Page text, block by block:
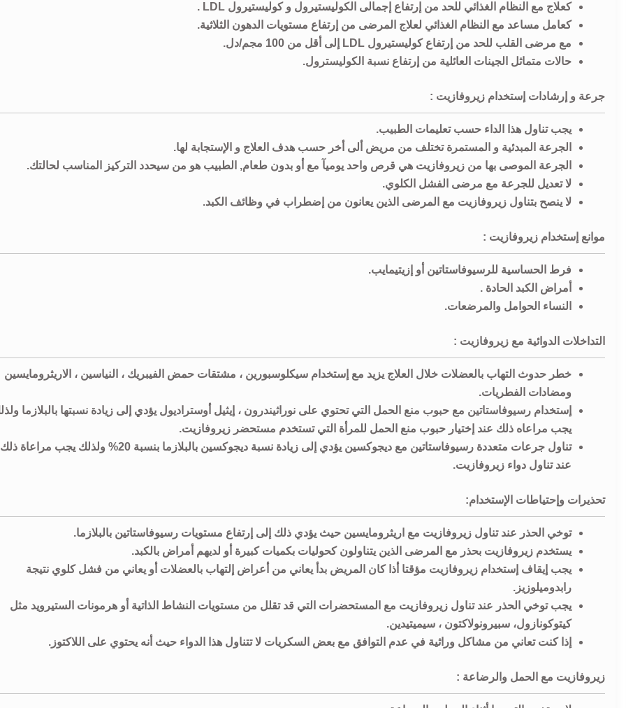
كعلاج مع النظام الغذائي للحد من إرتفاع إجمالى الكوليستيرول و كوليستيرول LDL .
كعامل مساعد مع النظام الغذائي لعلاج المرضى من إرتفاع مستويات الدهون الثلاثية.
مع مرضى القلب للحد من إرتفاع كوليستيرول LDL إلى أقل من 100 مجم/دل.
حالات متماثل الجينات العائلية من إرتفاع نسبة الكوليسترول.
جرعة و إرشادات إستخدام زيروفازيت :
يجب تناول هذا الداء حسب تعليمات الطبيب.
الجرعة المبدئية و المستمرة تختلف من مريض ألى أخر حسب هدف العلاج و الإستجابة لها.
الجرعة الموصى بها من زيروفازيت هي قرص واحد يوميآ مع أو بدون طعام, الطبيب هو من سيحدد التركيز المناسب لحالتك.
لا تعديل للجرعة مع مرضى الفشل الكلوي.
لا ينصح بتناول زيروفازيت مع المرضى الذين يعانون من إضطراب في وظائف الكبد.
موانع إستخدام زيروفازيت :
فرط الحساسية للرسيوفاستاتين أو إزيتيمايب.
أمراض الكبد الحادة .
النساء الحوامل والمرضعات.
التداخلات الدوائية مع زيروفازيت :
خطر حدوث التهاب بالعضلات خلال العلاج يزيد مع إستخدام سيكلوسبورين ، مشتقات حمض الفيبريك ، النياسين ، الاريثرومايسين
ومضادات الفطريات.
إستخدام رسيوفاستاتين مع حبوب منع الحمل التي تحتوي على نوراثيندرون ، إيثيل أوستراديول يؤدي إلى زيادة نسبتها بالبلازما
يجب مراعاه ذلك عند إختيار حبوب منع الحمل للمرأة التي تستخدم مستحضر زيروفازيت.
تناول جرعات متعددة رسيوفاستاتين مع ديجوكسين يؤدي إلى زيادة نسبة ديجوكسين بالبلازما بنسبة 20% ولذلك يجب مراعاة ذلك
عند تناول دواء زيروفازيت.
تحذيرات وإحتياطات الإستخدام:
توخي الحذر عند تناول زيروفازيت مع اريثرومايسين حيث يؤدي ذلك إلى إرتفاع مستويات رسيوفاستاتين بالبلازما.
يستخدم زيروفازيت بحذر مع المرضى الذين يتناولون كحوليات بكميات كبيرة أو لديهم أمراض بالكبد.
يجب إيقاف إستخدام زيروفازيت مؤقتا أذا كان المريض بدأ يعاني من أعراض إلتهاب بالعضلات أو يعاني من فشل كلوي نتيجة
رابدوميلوزيز.
يجب توخي الحذر عند تناول زيروفازيت مع المستحضرات التي قد تقلل من مستويات النشاط الذاتية أو هرمونات الستيرويد مثل
كيتوكونازول، سبيرونولاكتون ، سيميتيدين.
إذا كنت تعاني من مشاكل وراثية في عدم التوافق مع بعض السكريات لا تتناول هذا الدواء حيث أنه يحتوي على اللاكتوز.
زيروفازيت مع الحمل والرضاعة :